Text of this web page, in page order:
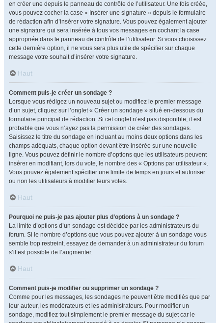
en créer une depuis le panneau de contrôle de l’utilisateur. Une fois créée,
vous pouvez cocher la case « Insérer une signature » depuis le formulaire
de rédaction afin d’insérer votre signature. Vous pouvez également ajouter
une signature qui sera insérée à tous vos messages en cochant la case
appropriée dans le panneau de contrôle de l’utilisateur. Si vous choisissez
cette dernière option, il ne vous sera plus utile de spécifier sur chaque
message votre souhait d’insérer votre signature.
Haut
Comment puis-je créer un sondage ?
Lorsque vous rédigez un nouveau sujet ou modifiez le premier message
d’un sujet, cliquez sur l’onglet « Créer un sondage » situé en-dessous du
formulaire principal de rédaction. Si cet onglet n’est pas disponible, il est
probable que vous n’ayez pas la permission de créer des sondages.
Saisissez le titre du sondage en incluant au moins deux options dans les
champs adéquats, chaque option devant être insérée sur une nouvelle
ligne. Vous pouvez définir le nombre d’options que les utilisateurs peuvent
insérer en modifiant, lors du vote, le nombre des « Options par utilisateur ».
Vous pouvez également spécifier une limite de temps en jours et autoriser
ou non les utilisateurs à modifier leurs votes.
Haut
Pourquoi ne puis-je pas ajouter plus d’options à un sondage ?
La limite d’options d’un sondage est décidée par les administrateurs du
forum. Si le nombre d’options que vous pouvez ajouter à un sondage vous
semble trop restreint, essayez de demander à un administrateur du forum
s’il est possible de l’augmenter.
Haut
Comment puis-je modifier ou supprimer un sondage ?
Comme pour les messages, les sondages ne peuvent être modifiés que par
leur auteur, les modérateurs et les administrateurs. Pour modifier un
sondage, modifiez tout simplement le premier message du sujet car le